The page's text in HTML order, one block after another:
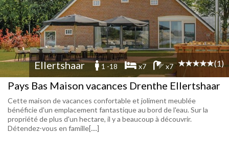
Ellertshaar 1 -18 x7 x7 (1)
Pays Bas Maison vacances Drenthe Ellertshaar
Cette maison de vacances confortable et joliment meublée
bénéficie d'un emplacement fantastique au bord de l'eau. Sur la
propriété de plus d'un hectare, il y a beaucoup à découvrir.
Détendez-vous en famille[....]